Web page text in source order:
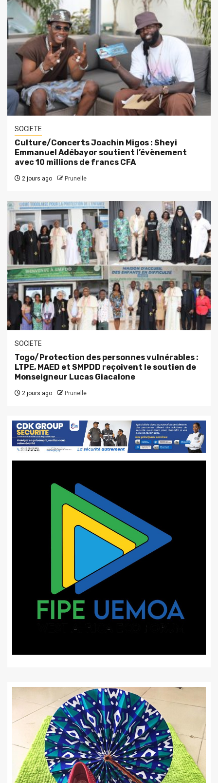
SOCIETE
Culture/Concerts Joachin Migos : Sheyi
Emmanuel Adébayor soutient l’évènement
avec 10 millions de francs CFA
2 jours ago Prunelle
SOCIETE
Togo/Protection des personnes vulnérables :
LTPE, MAED et SMPDD reçoivent le soutien de
Monseigneur Lucas Giacalone
2 jours ago Prunelle